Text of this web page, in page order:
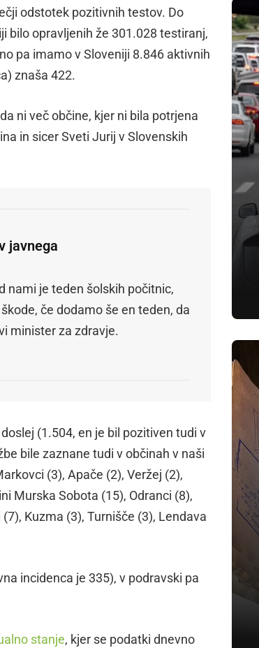
odstotek pozitivnih testov. Do
bilo opravljenih že 301.028 testiranj,
pa imamo v Sloveniji 8.846 aktivnih
znaša 422.
ni več občine, kjer ni bila potrjena
in sicer Sveti Jurij v Slovenskih
javnega
nami je teden šolskih počitnic,
če dodamo še en teden, da
minister za zdravje.
(1.504, en je bil pozitiven tudi v
bile zaznane tudi v občinah v naši
(3), Apače (2), Veržej (2),
Murska Sobota (15), Odranci (8),
Kuzma (3), Turnišče (3), Lendava
incidenca je 335), v podravski pa
stanje, kjer se podatki dnevno